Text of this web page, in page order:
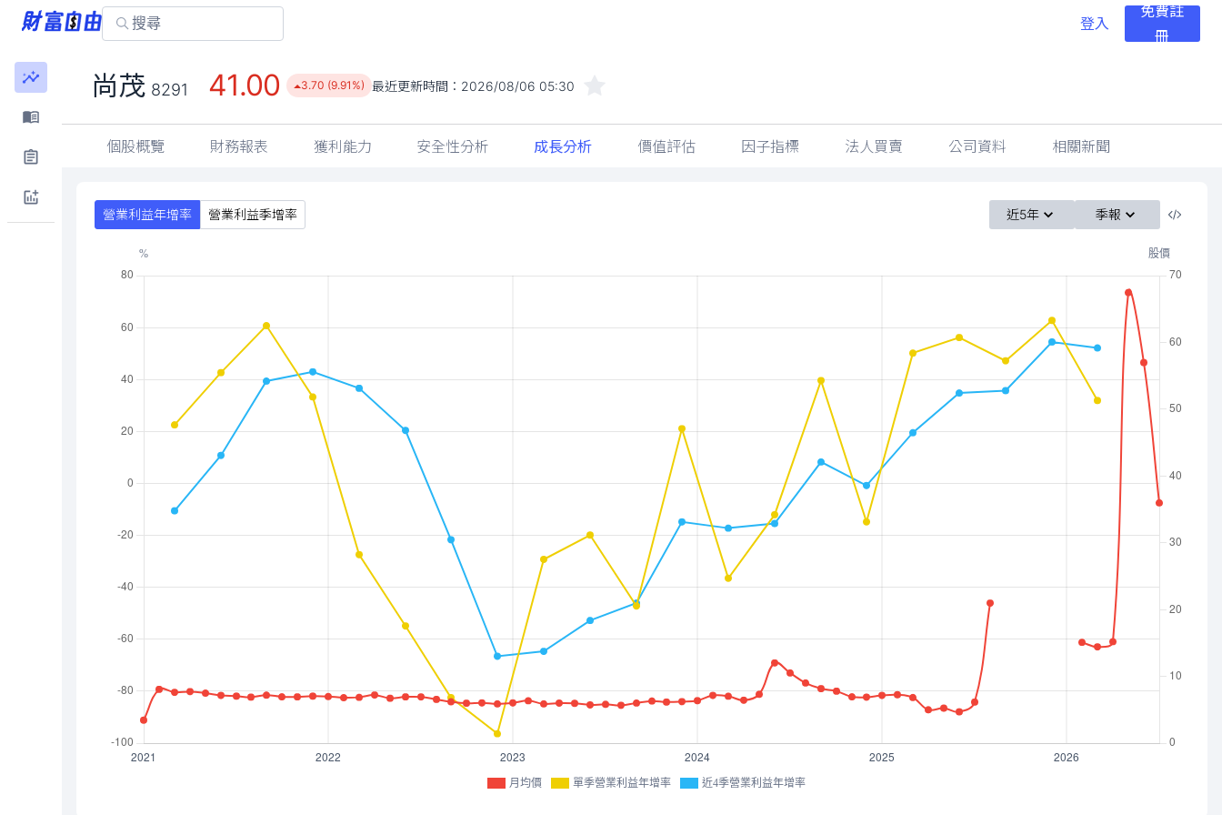
登入
免費註
冊
尚茂 8291 41.00 3.70 (9.91%) 最近更新時間： 2026/08/06 05:30
個股概覽 財務報表 獲利能力 安全性分析 成長分析 價值評估 因子指標 法人買賣 公司資料 相關新聞
營業利益年增率 營業利益季增率 近5年 季報
月均價 單季營業利益年增率 近4季營業利益年增率